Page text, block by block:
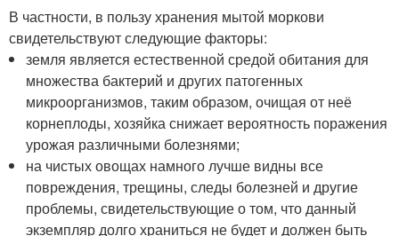
В частности, в пользу хранения мытой моркови
свидетельствуют следующие факторы:
земля является естественной средой обитания для
множества бактерий и других патогенных
микроорганизмов, таким образом, очищая от неё
корнеплоды, хозяйка снижает вероятность поражения
урожая различными болезнями;
на чистых овощах намного лучше видны все
повреждения, трещины, следы болезней и другие
проблемы, свидетельствующие о том, что данный
экземпляр долго храниться не будет и должен быть